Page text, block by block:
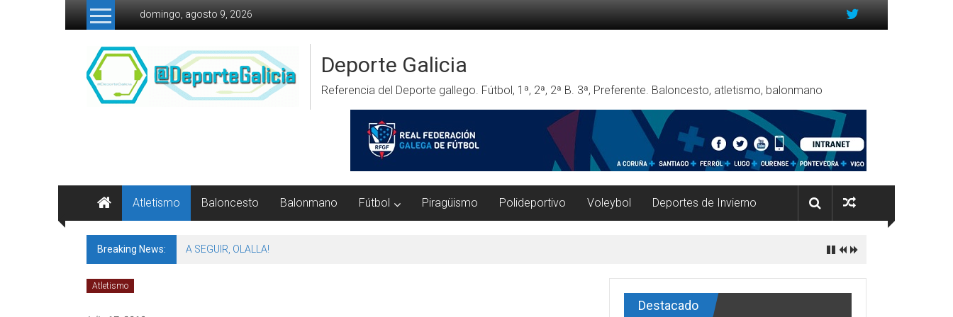
Skip to content
domingo, agosto 9, 2026
Deporte Galicia
Referencia del Deporte gallego. Fútbol, 1ª, 2ª, 2ª B. 3ª, Preferente. Baloncesto, atletismo, balonmano
Atletismo Baloncesto Balonmano Fútbol Piragüismo Polideportivo Voleybol Deportes de Invierno
Breaking News: A SEGUIR, OLALLA!
Atletismo
Destacado